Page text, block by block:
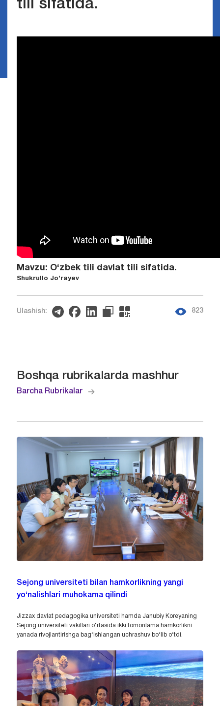
tili sifatida.
Mavzu: O‘zbek tili davlat tili sifatida.
Shukrullo Jo’rayev
Ulashish: 823
Boshqa rubrikalarda mashhur
Barcha Rubrikalar
Sejong universiteti bilan hamkorlikning yangi
yo‘nalishlari muhokama qilindi
Jizzax davlat pedagogika universiteti hamda Janubiy Koreyaning
Sejong universiteti vakillari o‘rtasida ikki tomonlama hamkorlikni
yanada rivojlantirishga bag‘ishlangan uchrashuv bo‘lib o‘tdi.